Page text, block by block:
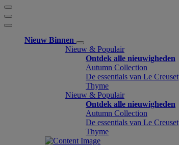
Nieuw Binnen
Nieuw & Populair
Ontdek alle nieuwigheden
Autumn Collection
De essentials van Le Creuset
Thyme
Nieuw & Populair
Ontdek alle nieuwigheden
Autumn Collection
De essentials van Le Creuset
Thyme